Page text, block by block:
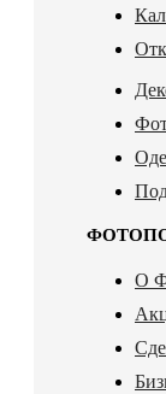
О